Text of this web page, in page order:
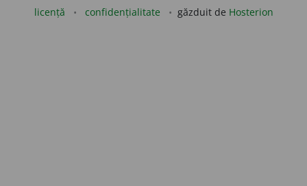
licență confidențialitate găzduit de Hosterion